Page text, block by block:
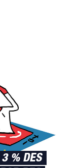
3 % DES